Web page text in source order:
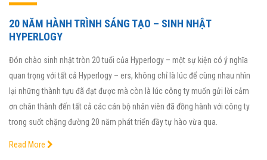
20 NĂM HÀNH TRÌNH SÁNG TẠO – SINH NHẬT
HYPERLOGY
Đón chào sinh nhật tròn 20 tuổi của Hyperlogy – một sự kiện có ý nghĩa
quan trọng với tất cả Hyperlogy – ers, không chỉ là lúc để cùng nhau nhìn
lại những thành tựu đã đạt được mà còn là lúc công ty muốn gửi lời cảm
ơn chân thành đến tất cả các cán bộ nhân viên đã đồng hành với công ty
trong suốt chặng đường 20 năm phát triển đầy tự hào vừa qua.
Read More